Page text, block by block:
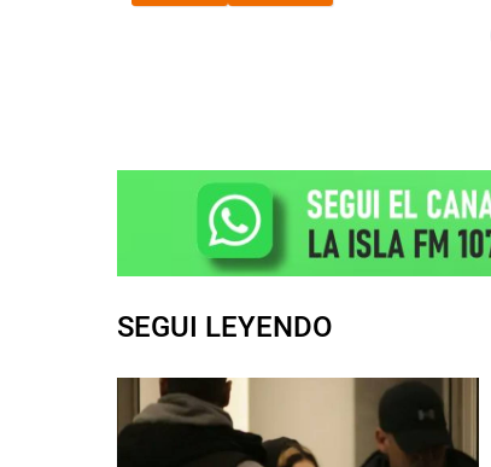
SEGUI LEYENDO